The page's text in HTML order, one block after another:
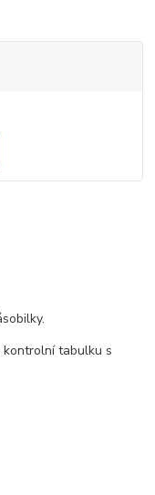
tabulku s